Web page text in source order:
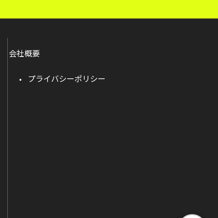
会社概要
プライバシーポリシー